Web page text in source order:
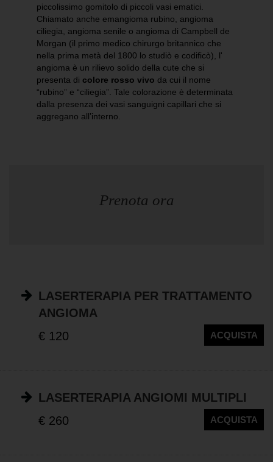
piccolissimo gomitolo di piccoli vasi ematici.
Chiamato anche emangioma rubino, angioma
ciliegia, angioma senile o angioma di Campbell de
Morgan (il primo medico chirurgo britannico che
nella prima metà del 1800 lo studiò e codificò), l'
angioma è un rilievo solido della cute che si
presenta di colore rosso vivo da cui il nome
“rubino” e “ciliegia”. Tale colorazione è determinata
dalla presenza dei vasi sanguigni capillari che si
aggregano all’interno.
Prenota ora
LASERTERAPIA PER TRATTAMENTO
ANGIOMA
€ 120
ACQUISTA
LASERTERAPIA ANGIOMI MULTIPLI
€ 260
ACQUISTA